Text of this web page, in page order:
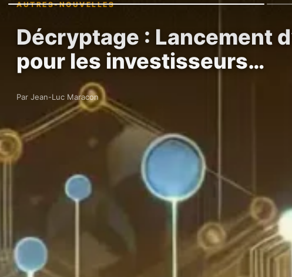
AUTRES-NOUVELLES
Décryptage : Lancement
pour les investisseurs…
Par Jean-Luc Maracon